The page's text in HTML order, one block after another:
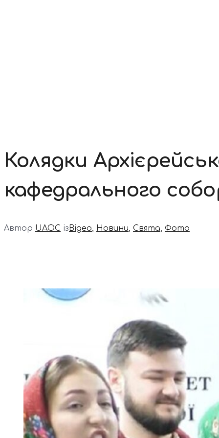
Колядки
кафедрального
Автор UAOC із Відео, Новини, Свята, Фото